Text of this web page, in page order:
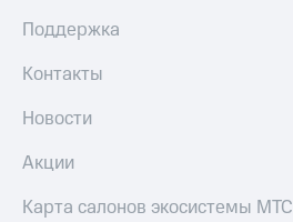
Поддержка
Контакты
Новости
Акции
Карта салонов экосистемы МТС